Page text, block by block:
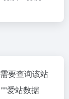
要查询该站
""爱站数据